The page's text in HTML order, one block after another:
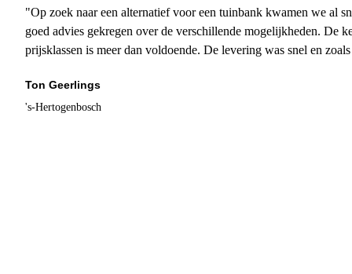
"Op zoek naar een alternatief voor een tuinbank kwamen we al
goed advies gekregen over de verschillende mogelijkheden. De
prijsklassen is meer dan voldoende. De levering was snel en
Ton Geerlings
's-Hertogenbosch